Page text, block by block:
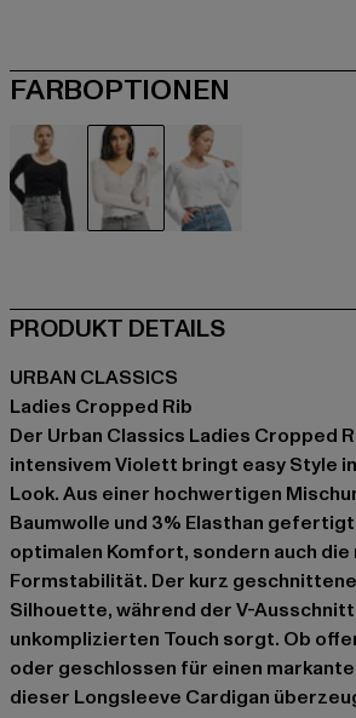
FARBOPTIONEN
PRODUKT DETAILS
URBAN CLASSICS
Ladies Cropped Rib
Der Urban Classics Ladies Cropped
intensivem Violett bringt easy Style
Look. Aus einer hochwertigen
Baumwolle und 3% Elasthan
optimalen Komfort, sondern auch
Formstabilität. Der kurz
Silhouette, während der V-
unkomplizierten Touch sorgt. Ob
oder geschlossen für einen
dieser Longsleeve Cardigan